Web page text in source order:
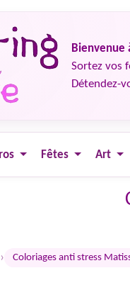
Bienvenue
Sortez vos
Détendez-
Fêtes Art
› Coloriages anti stress